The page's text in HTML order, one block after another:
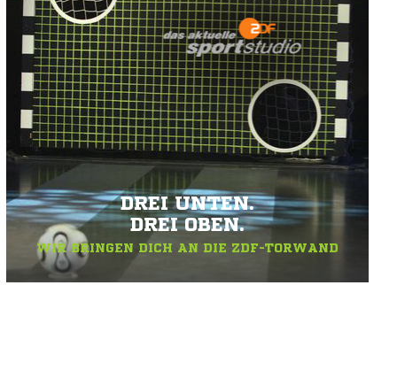
DREI UNTEN.
DREI OBEN.
WIR BRINGEN DICH AN DIE ZDF-TORWAND